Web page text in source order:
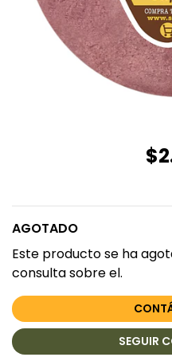
AGOTADO
Este producto se ha
consulta sobre el.
SEGUIR